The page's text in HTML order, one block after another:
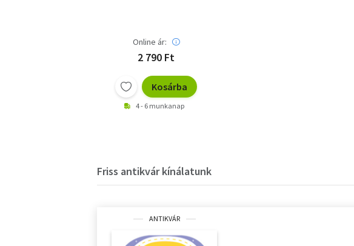
Online ár:
2 790 Ft
Kosárba
4 - 6 munkanap
Friss antikvár kínálatunk
ANTIKVÁR